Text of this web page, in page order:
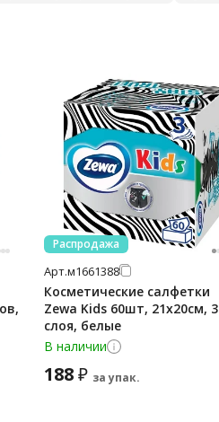
Распродажа
Арт.м1661388
Косметические салфетки
Zewa Kids 60шт, 21х20см, 3
слоя, белые
В наличии
188₽ за упак.